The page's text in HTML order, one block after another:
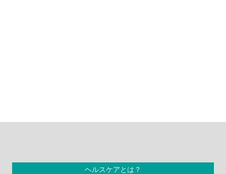
ヘルスケアとは？